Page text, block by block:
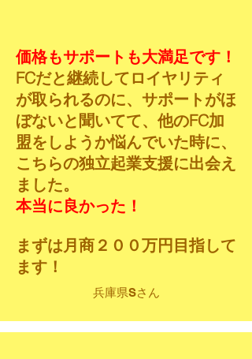
価格もサポートも大満足です！
FCだと継続してロイヤリティ
が取られるのに、サポートがほ
ぼないと聞いてて、他のFC加
盟をしようか悩んでいた時に、
こちらの独立起業支援に出会え
ました。
本当に良かった！
まずは月商２００万円目指して
ます！
兵庫県Sさん